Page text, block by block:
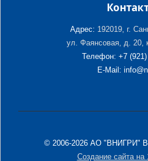
Адрес: 192019, г.
ул. Фаянсовая, д. 20,
Телефон: +7 (921)
E-Mail:
© 2006-2026 АО "ВНИГРИ"
Создание сайта на